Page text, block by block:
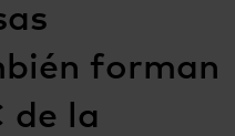
forman
de la